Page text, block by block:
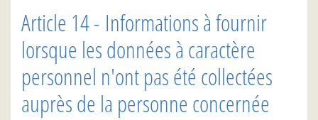
Article 14 - Informations à fournir
lorsque les données à caractère
personnel n'ont pas été collectées
auprès de la personne concernée